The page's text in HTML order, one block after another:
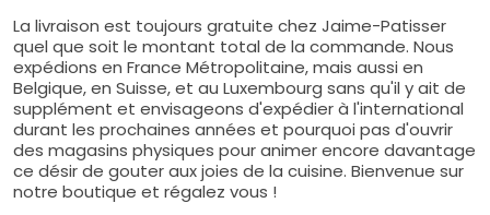
La livraison est toujours gratuite chez Jaime-Patisser
quel que soit le montant total de la commande. Nous
expédions en France Métropolitaine, mais aussi en
Belgique, en Suisse, et au Luxembourg sans qu'il y ait de
supplément et envisageons d'expédier à l'international
durant les prochaines années et pourquoi pas d'ouvrir
des magasins physiques pour animer encore davantage
ce désir de gouter aux joies de la cuisine. Bienvenue sur
notre boutique et régalez vous !